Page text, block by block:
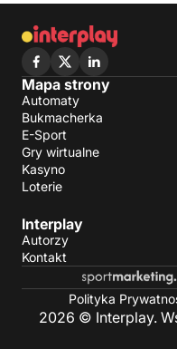
Mapa strony
Automaty
Bukmacherka
E-Sport
Gry wirtualne
Kasyno
Loterie
Interplay
Autorzy
Kontakt
Polityka
2026 © Interplay.